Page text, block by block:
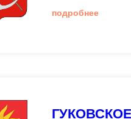
подробнее